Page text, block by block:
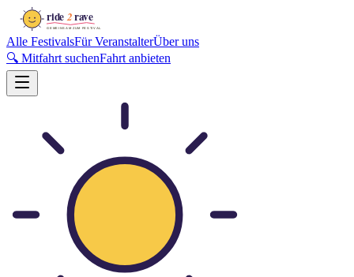
Alle FestivalsFür VeranstalterÜber uns
🔍 Mitfahrt suchenFahrt anbieten